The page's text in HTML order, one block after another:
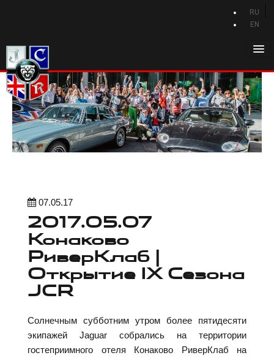
RU
EN
Главная
История Jaguar
Каталог Jaguar
Новости Jaguar
Контакты
07.05.17
2017.05.07
Конаково
РиверКлаб |
Открытие IX Сезона
JCR
Солнечным субботним утром более пятидесяти
экипажей Jaguar собрались на территории
гостеприимного отеля Конаково РиверКлаб на